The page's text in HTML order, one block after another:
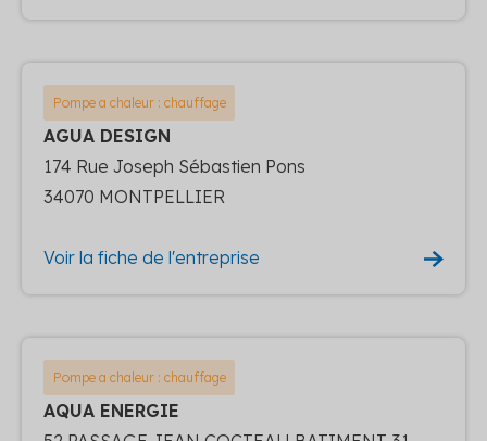
Pompe a chaleur : chauffage
AGUA DESIGN
174 Rue Joseph Sébastien Pons
34070 MONTPELLIER
Voir la fiche de l'entreprise
Pompe a chaleur : chauffage
AQUA ENERGIE